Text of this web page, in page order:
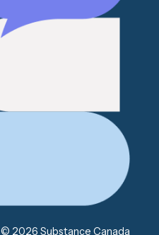
© 2026 Substance Canada